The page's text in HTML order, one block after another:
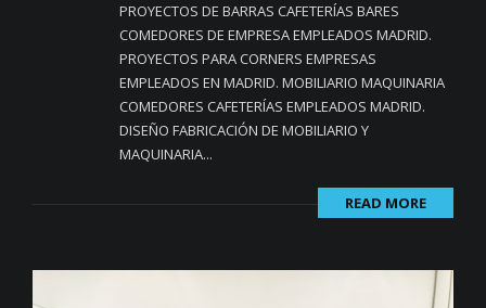
PROYECTOS DE BARRAS CAFETERÍAS BARES
COMEDORES DE EMPRESA EMPLEADOS MADRID.
PROYECTOS PARA CORNERS EMPRESAS
EMPLEADOS EN MADRID. MOBILIARIO MAQUINARIA
COMEDORES CAFETERÍAS EMPLEADOS MADRID.
DISEÑO FABRICACIÓN DE MOBILIARIO Y
MAQUINARIA...
READ MORE